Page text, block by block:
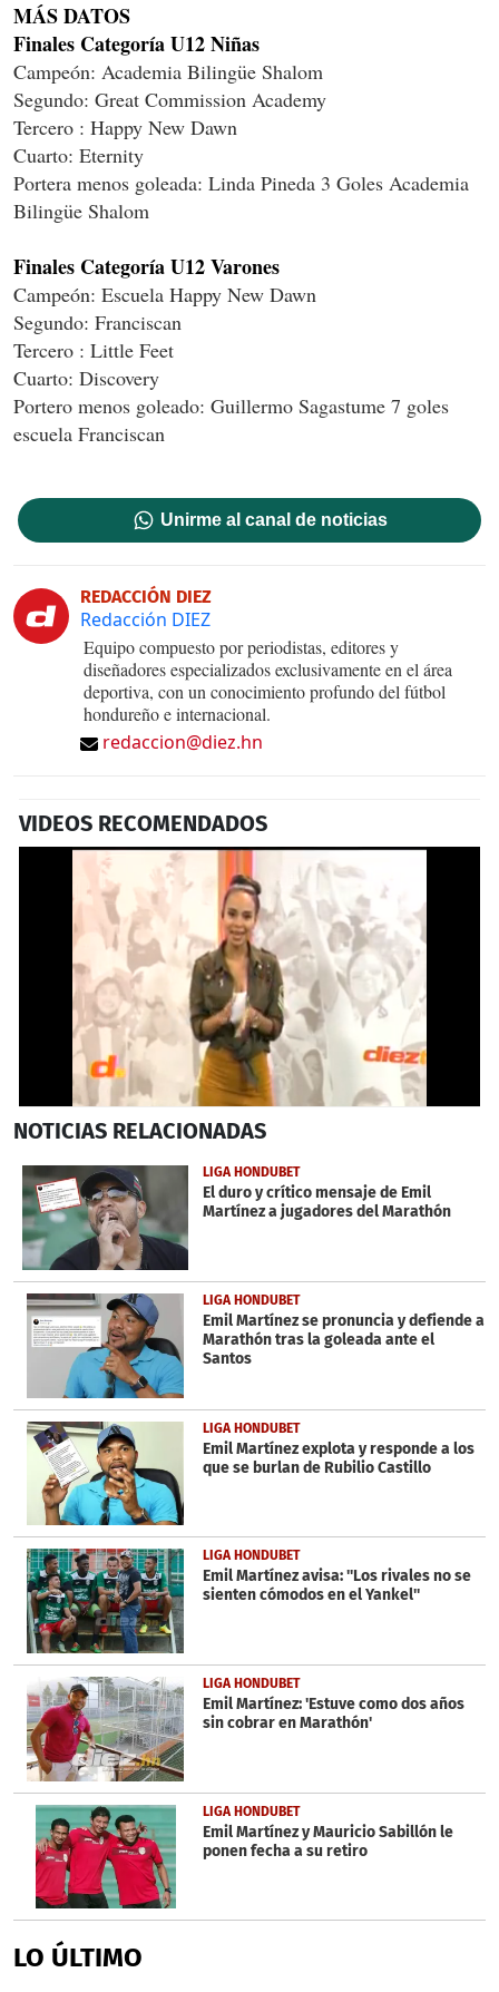
MÁS DATOS
Finales Categoría U12 Niñas
Campeón: Academia Bilingüe Shalom
Segundo: Great Commission Academy
Tercero : Happy New Dawn
Cuarto: Eternity
Portera menos goleada: Linda Pineda 3 Goles Academia
Bilingüe Shalom
Finales Categoría U12 Varones
Campeón: Escuela Happy New Dawn
Segundo: Franciscan
Tercero : Little Feet
Cuarto: Discovery
Portero menos goleado: Guillermo Sagastume 7 goles
escuela Franciscan
Unirme al canal de noticias
REDACCIÓN DIEZ
Redacción DIEZ
Equipo compuesto por periodistas, editores y
diseñadores especializados exclusivamente en el área
deportiva, con un conocimiento profundo del fútbol
hondureño e internacional.
redaccion@diez.hn
VIDEOS RECOMENDADOS
seconds
42
seconds
NOTICIAS RELACIONADAS
LIGA HONDUBET
El duro y crítico mensaje de Emil
Martínez a jugadores del Marathón
LIGA HONDUBET
Emil Martínez se pronuncia y defiende a
Marathón tras la goleada ante el
Santos
LIGA HONDUBET
Emil Martínez explota y responde a los
que se burlan de Rubilio Castillo
LIGA HONDUBET
Emil Martínez avisa: ''Los rivales no se
sienten cómodos en el Yankel''
LIGA HONDUBET
Emil Martínez: 'Estuve como dos años
sin cobrar en Marathón'
LIGA HONDUBET
Emil Martínez y Mauricio Sabillón le
ponen fecha a su retiro
LO ÚLTIMO